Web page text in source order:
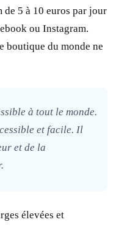
5 à 10 euros par jour
ou Instagram.
boutique du monde ne
à tout le monde.
et facile. Il
et de la
élevées et